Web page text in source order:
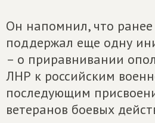
Он напомнил, что
поддержал еще одну
– о приравнивании
ЛНР к российским
последующим
ветеранов боевых